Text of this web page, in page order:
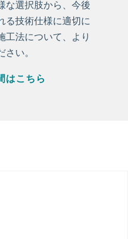
な選択肢から、今後
る技術仕様に適切に
工法について、より
さい。
はこちら